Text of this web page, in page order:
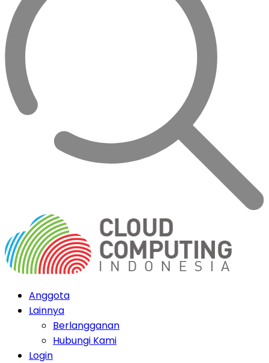
Anggota
Lainnya
Berlangganan
Hubungi Kami
Login